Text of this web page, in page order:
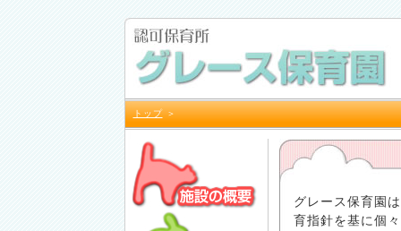
トップ＞
グレース保育園
育指針を基に個